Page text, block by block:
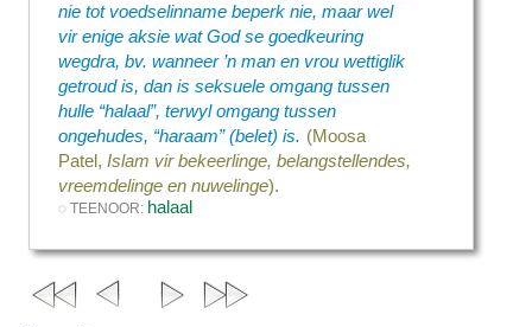
nie tot voedselinname beperk nie, maar wel
vir enige aksie wat God se goedkeuring
wegdra, bv. wanneer ’n man en vrou wettiglik
getroud is, dan is seksuele omgang tussen
hulle “halaal”, terwyl omgang tussen
ongehudes, “haraam” (belet) is. (Moosa
Patel,Islam vir bekeerlinge, belangstellendes,
vreemdelinge en nuwelinge).
◌ TEENOOR: halaal